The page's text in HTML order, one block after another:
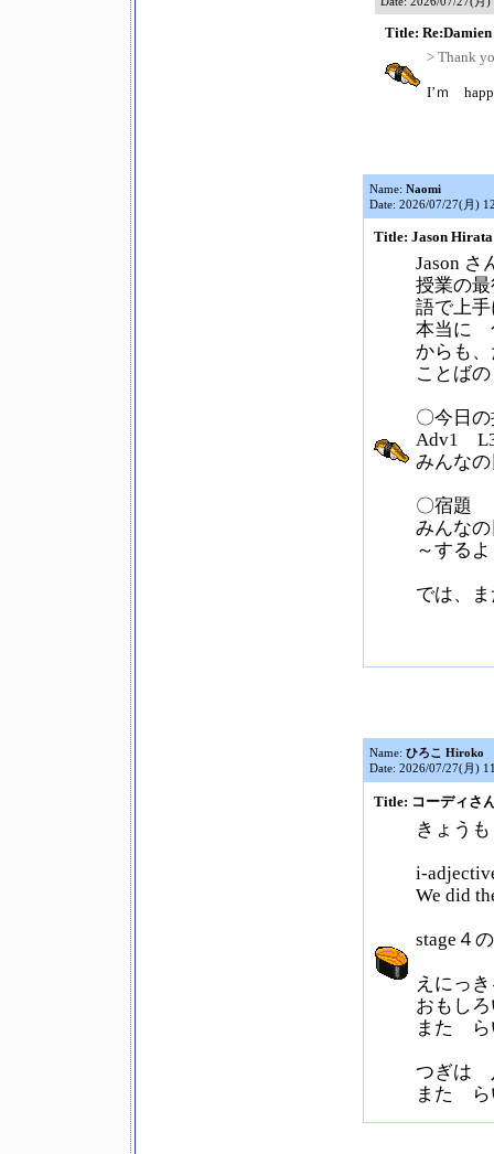
Title: Re:Damien
> Thank
I’ｍ
Name: Naomi
Date: 2026/07/27(月)
Title: Jason Hirata
Jason さ
授業の
語で上
本当に
からも
ことば
〇今日
Adv1
みんな
〇宿題
みんな
～する
では、
Name: ひろこ Hiroko
Date: 2026/07/27(月)
Title: コーディさ
きょう
i-
We did
stage４
えにっ
おもし
また ら
つぎは
また ら